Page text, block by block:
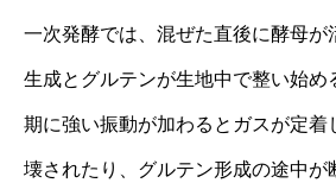
一次発酵では、混ぜた直後に酵母が
生成とグルテンが生地中で整い始め
期に強い振動が加わるとガスが定着
壊されたり、グルテン形成の途中が